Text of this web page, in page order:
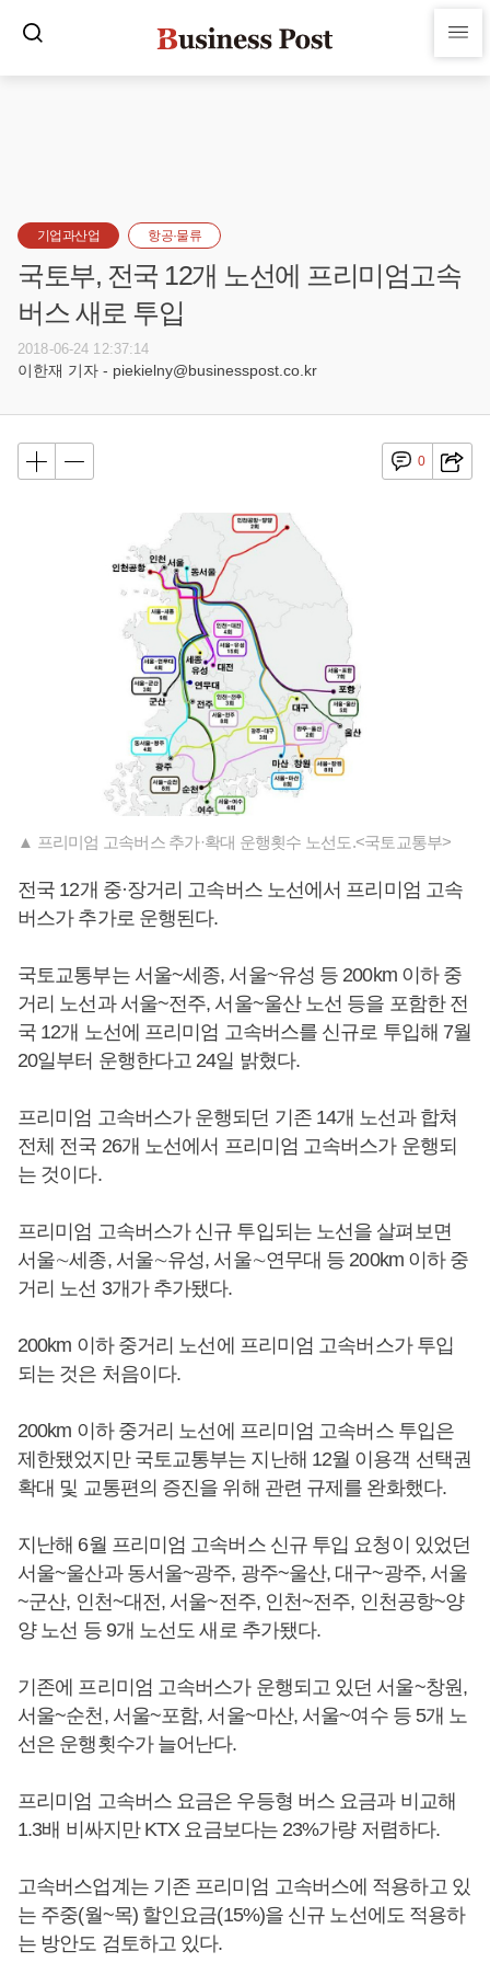
기업과산업 항공·물류
국토부, 전국 12개 노선에 프리미엄고속
버스 새로 투입
2018-06-24 12:37:14
이한재 기자 - piekielny@businesspost.co.kr
0
▲ 프리미엄 고속버스 추가·확대 운행횟수 노선도.<국토교통부>
전국 12개 중·장거리 고속버스 노선에서 프리미엄 고속
버스가 추가로 운행된다.
국토교통부는 서울~세종, 서울~유성 등 200km 이하 중
거리 노선과 서울~전주, 서울~울산 노선 등을 포함한 전
국 12개 노선에 프리미엄 고속버스를 신규로 투입해 7월
20일부터 운행한다고 24일 밝혔다.
프리미엄 고속버스가 운행되던 기존 14개 노선과 합쳐
전체 전국 26개 노선에서 프리미엄 고속버스가 운행되
는 것이다.
프리미엄 고속버스가 신규 투입되는 노선을 살펴보면
서울∼세종, 서울∼유성, 서울∼연무대 등 200km 이하 중
거리 노선 3개가 추가됐다.
200km 이하 중거리 노선에 프리미엄 고속버스가 투입
되는 것은 처음이다.
200km 이하 중거리 노선에 프리미엄 고속버스 투입은
제한됐었지만 국토교통부는 지난해 12월 이용객 선택권
확대 및 교통편의 증진을 위해 관련 규제를 완화했다.
지난해 6월 프리미엄 고속버스 신규 투입 요청이 있었던
서울~울산과 동서울~광주, 광주~울산, 대구~광주, 서울
~군산, 인천~대전, 서울~전주, 인천~전주, 인천공항~양
양 노선 등 9개 노선도 새로 추가됐다.
기존에 프리미엄 고속버스가 운행되고 있던 서울~창원,
서울~순천, 서울~포함, 서울~마산, 서울~여수 등 5개 노
선은 운행횟수가 늘어난다.
프리미엄 고속버스 요금은 우등형 버스 요금과 비교해
1.3배 비싸지만 KTX 요금보다는 23%가량 저렴하다.
고속버스업계는 기존 프리미엄 고속버스에 적용하고 있
는 주중(월~목) 할인요금(15%)을 신규 노선에도 적용하
는 방안도 검토하고 있다.